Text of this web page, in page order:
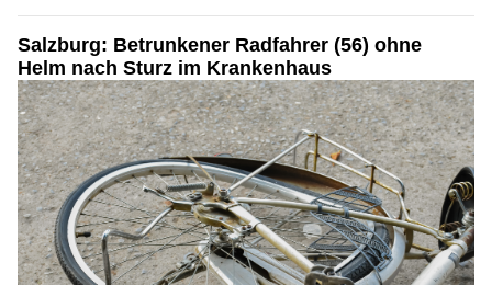
Salzburg: Betrunkener Radfahrer (56) ohne
Helm nach Sturz im Krankenhaus